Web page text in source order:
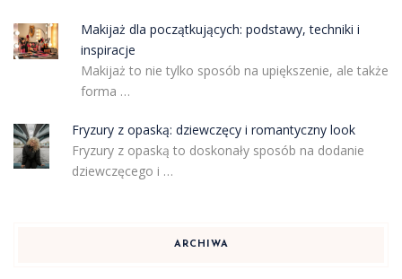
Makijaż dla początkujących: podstawy, techniki i
inspiracje
Makijaż to nie tylko sposób na upiększenie, ale także
forma …
Fryzury z opaską: dziewczęcy i romantyczny look
Fryzury z opaską to doskonały sposób na dodanie
dziewczęcego i …
ARCHIWA